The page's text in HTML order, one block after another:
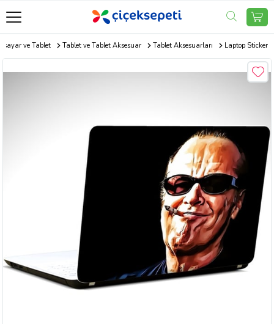
ve Tablet Tablet ve Tablet Aksesuar Tablet Aksesuarları Laptop Sticker